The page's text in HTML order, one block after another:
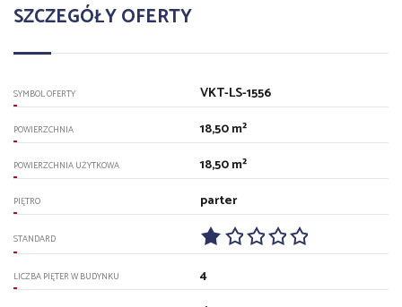
SZCZEGÓŁY OFERTY
SYMBOL OFERTY VKT-LS-1556
POWIERZCHNIA 18,50 m²
POWIERZCHNIA UŻYTKOWA 18,50 m²
PIĘTRO parter
STANDARD
LICZBA PIĘTER W BUDYNKU 4